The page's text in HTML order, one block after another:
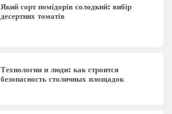
Який сорт помідорів солодкий: вибір
десертних томатів
Технологии и люди: как строится
безопасность столичных площадок